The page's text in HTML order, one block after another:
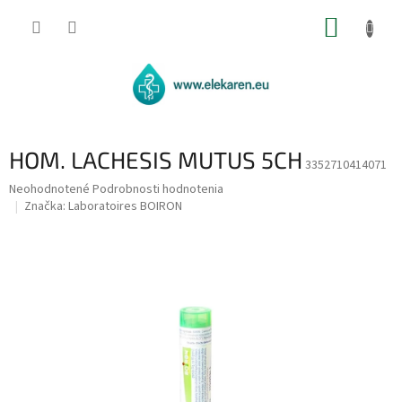
HOM. LACHESIS MUTUS 5CH 3352710414071
Priemerné
hodnotenie
Neohodnotené Podrobnosti hodnotenia
Značka: Laboratoires BOIRON